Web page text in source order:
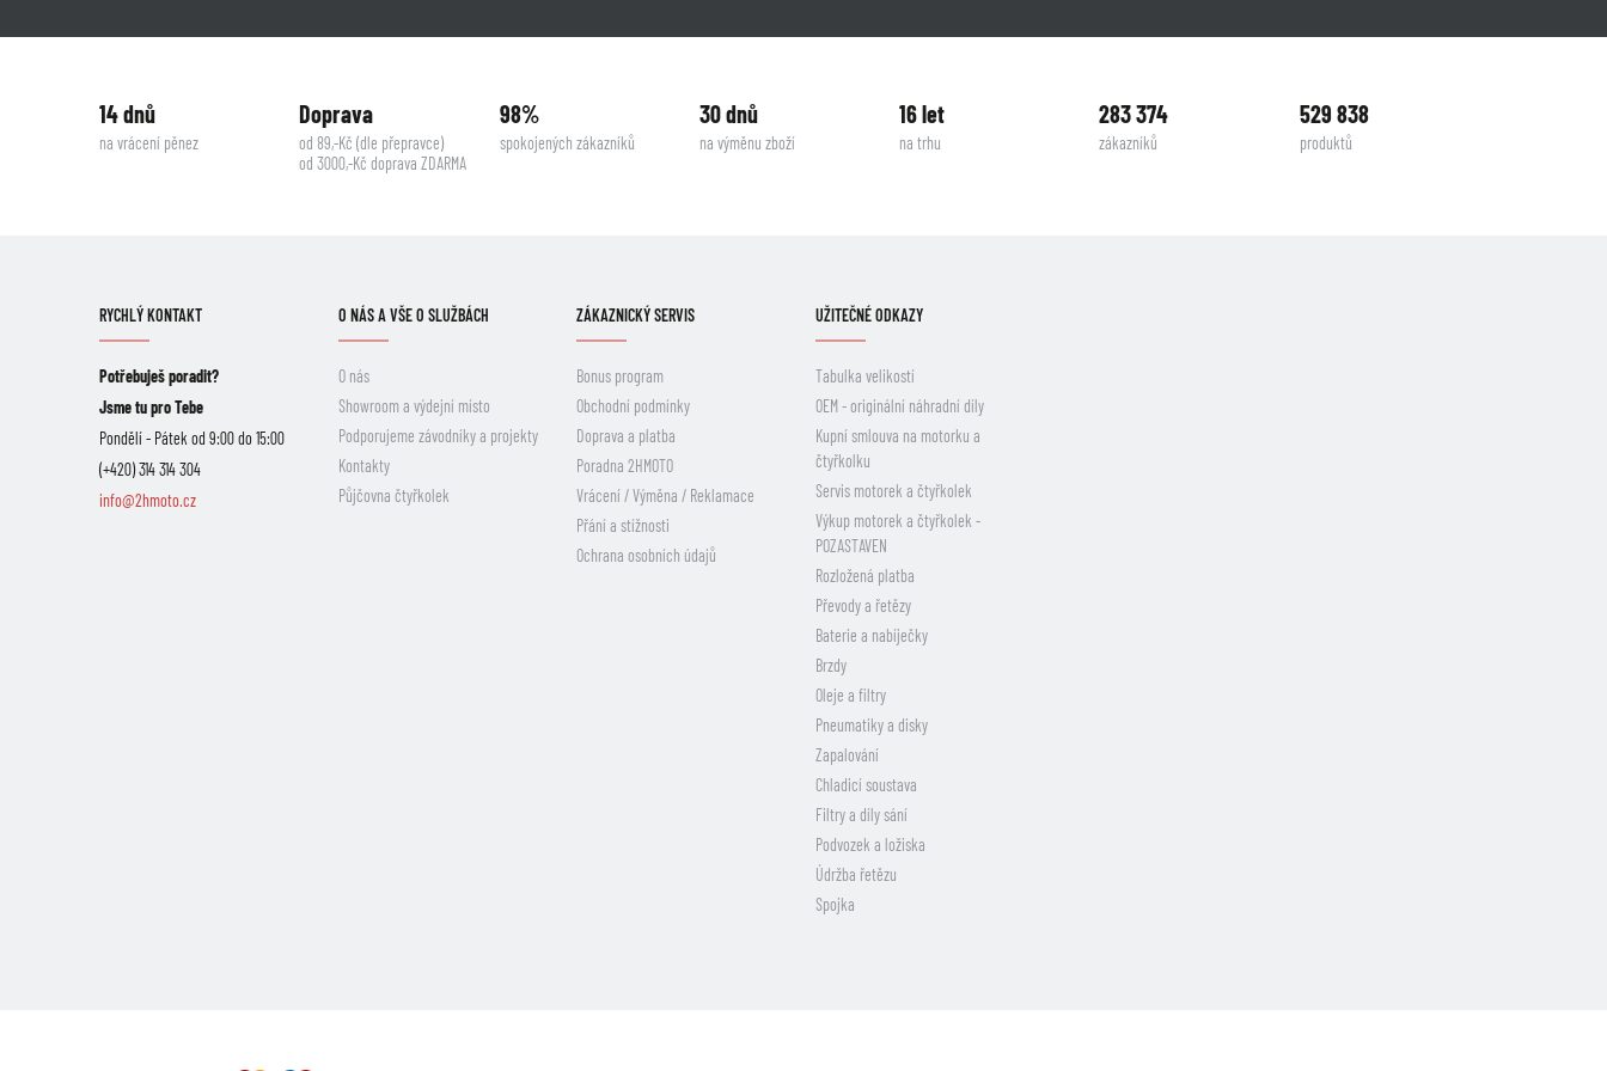
14 dnů
na vrácení pěnez
Doprava
od 89,-Kč (dle přepravce)
od 3000,-Kč doprava ZDARMA
98%
spokojených zákazníků
30 dnů
na výměnu zboží
16 let
na trhu
283 374
zákazníků
529 838
produktů
RYCHLÝ KONTAKT
Potřebuješ poradit?
Jsme tu pro Tebe
Pondělí - Pátek od 9:00 do 15:00
(+420) 314 314 304
info@2hmoto.cz
O NÁS A VŠE O SLUŽBÁCH
O nás
Showroom a výdejní místo
Podporujeme závodníky a projekty
Kontakty
Půjčovna čtyřkolek
ZÁKAZNICKÝ SERVIS
Bonus program
Obchodní podmínky
Doprava a platba
Poradna 2HMOTO
Vrácení / Výměna / Reklamace
Přání a stížnosti
Ochrana osobních údajů
UŽITEČNÉ ODKAZY
Tabulka velikostí
OEM - originální náhradní díly
Kupní smlouva na motorku a
čtyřkolku
Servis motorek a čtyřkolek
Výkup motorek a čtyřkolek -
POZASTAVEN
Rozložená platba
Převody a řetězy
Baterie a nabíječky
Brzdy
Oleje a filtry
Pneumatiky a disky
Zapalování
Chladicí soustava
Filtry a díly sání
Podvozek a ložiska
Údržba řetězu
Spojka